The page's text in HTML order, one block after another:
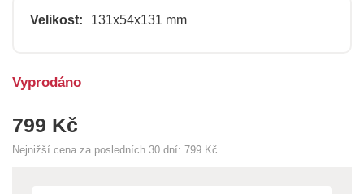
Velikost: 131x54x131 mm
799 Kč
Nejnižší cena za posledních 30 dní: 799 Kč
Vyprodáno